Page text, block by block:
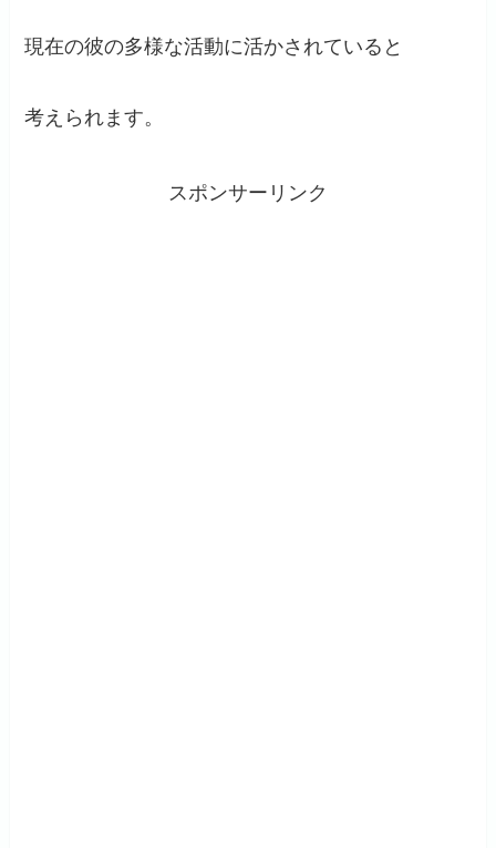
現在の彼の多様な活動に活かされていると
考えられます。
スポンサーリンク